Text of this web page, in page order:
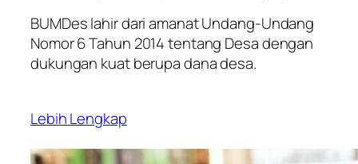
BUMDes lahir dari amanat Undang-Undang
Nomor 6 Tahun 2014 tentang Desa dengan
dukungan kuat berupa dana desa.
Lebih Lengkap